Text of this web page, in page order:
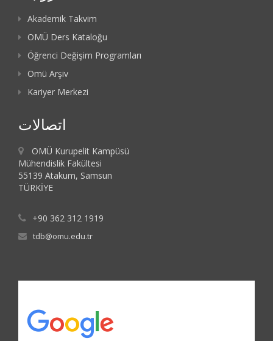
Akademik Takvim
OMÜ Ders Kataloğu
Öğrenci Değişim Programları
Omü Arşiv
Kariyer Merkezi
اتصالات
OMÜ Kurupelit Kampüsü
Mühendislik Fakültesi
55139 Atakum, Samsun
TÜRKİYE
+90 362 312 1919
tdb@omu.edu.tr